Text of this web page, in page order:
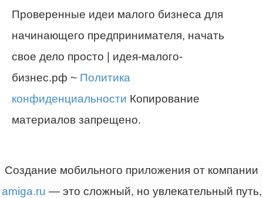
Проверенные идеи малого бизнеса для
начинающего предпринимателя, начать
свое дело просто | идея-малого-
бизнес.рф ~ Политика
конфиденциальности Копирование
материалов запрещено.
Создание мобильного приложения от компании
amiga.ru — это сложный, но увлекательный путь,